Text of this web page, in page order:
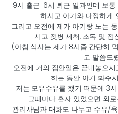
9시 출근-6시 퇴근 일과인데 보
하시고 아가와 다정하게
그리고 오전에 제가 아기랑 노는
시고 젖병 세척, 소독 및 점
(아침 식사는 제가 8시즘 간단히
고 말씀드
오전에 거의 집안일은 끝내놓으
하는 동안 아기 봐주
저는 모유수유를 했기 때문에 3
그때마다 혼자 있었으면 외
관리사님과 대화도 나누고 수유/